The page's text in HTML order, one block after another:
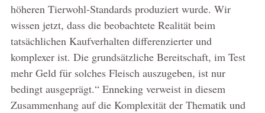
höheren Tierwohl-Standards produziert wurde. Wir
wissen jetzt, dass die beobachtete Realität beim
tatsächlichen Kaufverhalten differenzierter und
komplexer ist. Die grundsätzliche Bereitschaft, im Test
mehr Geld für solches Fleisch auszugeben, ist nur
bedingt ausgeprägt.“ Enneking verweist in diesem
Zusammenhang auf die Komplexität der Thematik und